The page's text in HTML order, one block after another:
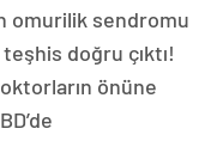
omurilik sendromu
doğru çıktı!
önüne